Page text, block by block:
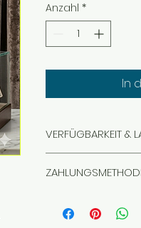
Anzahl *
In
VERFÜGBARKEIT &
In seltenen Fällen
und dem
Lagerbestand
MasterCard